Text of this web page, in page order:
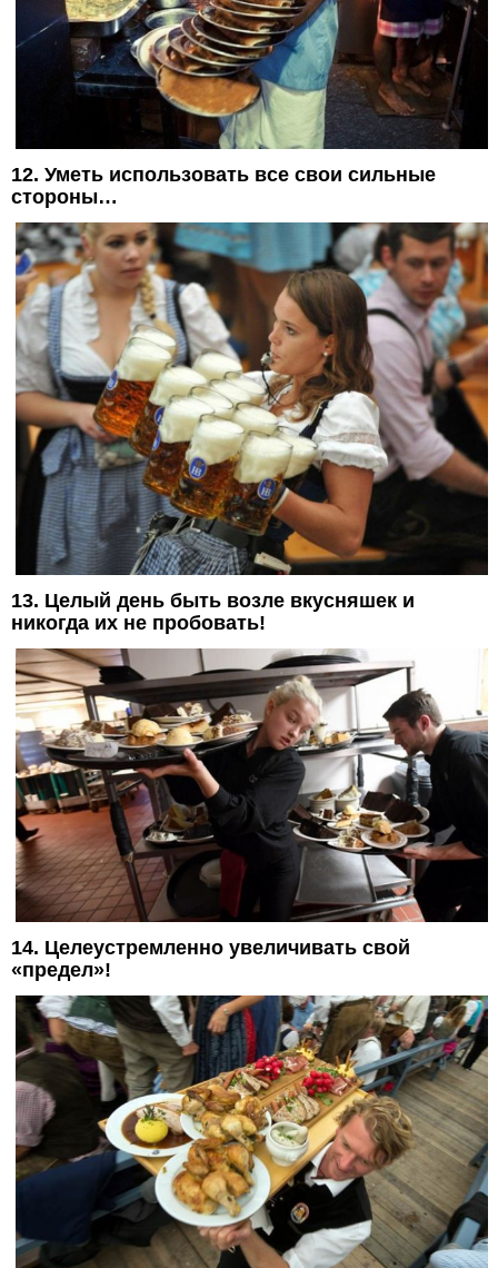
12. Уметь использовать все свои сильные
стороны…
13. Целый день быть возле вкусняшек и
никогда их не пробовать!
14. Целеустремленно увеличивать свой
«предел»!